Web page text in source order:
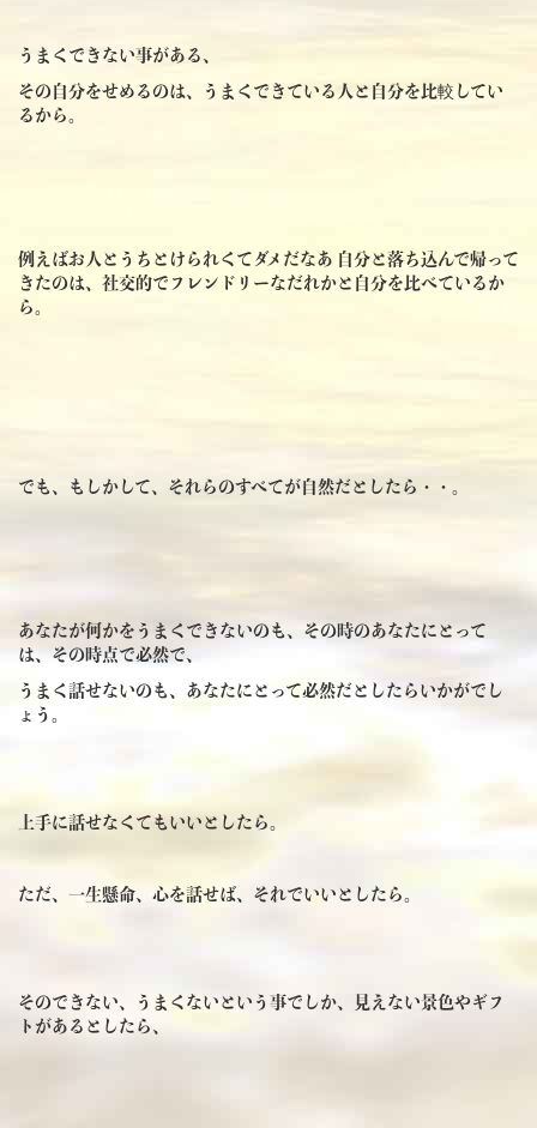
うまくできない事がある、
その自分をせめるのは、うまくできている人と自分を比較してい
るから。
例えばお人とうちとけられくてダメだなあ 自分と落ち込んで帰って
きたのは、社交的でフレンドリーなだれかと自分を比べているか
ら。
でも、もしかして、それらのすべてが自然だとしたら・・。
あなたが何かをうまくできないのも、その時のあなたにとって
は、その時点で必然で、
うまく話せないのも、あなたにとって必然だとしたらいかがでし
ょう。
上手に話せなくてもいいとしたら。
ただ、一生懸命、心を話せば、それでいいとしたら。
そのできない、うまくないという事でしか、見えない景色やギフ
トがあるとしたら、